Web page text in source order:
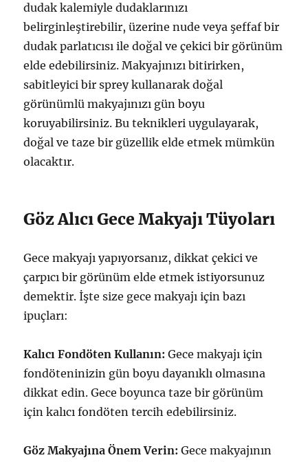
dudak kalemiyle dudaklarınızı
belirginleştirebilir, üzerine nude veya şeffaf bir
dudak parlatıcısı ile doğal ve çekici bir görünüm
elde edebilirsiniz. Makyajınızı bitirirken,
sabitleyici bir sprey kullanarak doğal
görünümlü makyajınızı gün boyu
koruyabilirsiniz. Bu teknikleri uygulayarak,
doğal ve taze bir güzellik elde etmek mümkün
olacaktır.
Göz Alıcı Gece Makyajı Tüyoları
Gece makyajı yapıyorsanız, dikkat çekici ve
çarpıcı bir görünüm elde etmek istiyorsunuz
demektir. İşte size gece makyajı için bazı
ipuçları:
Kalıcı Fondöten Kullanın: Gece makyajı için
fondöteninizin gün boyu dayanıklı olmasına
dikkat edin. Gece boyunca taze bir görünüm
için kalıcı fondöten tercih edebilirsiniz.
Göz Makyajına Önem Verin: Gece makyajının